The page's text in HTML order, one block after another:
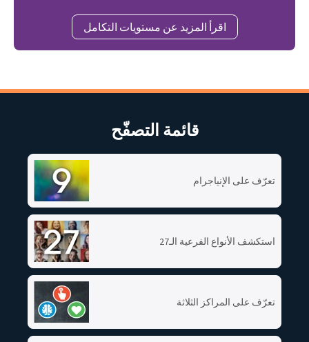
اقرأ المزيد عن مستويات التكامل
قائمة التصفّح
تعرّف على الإنياجرام
استكشف الأنواع الفرعية الـ27
تعرّف على المراكز الثلاثة